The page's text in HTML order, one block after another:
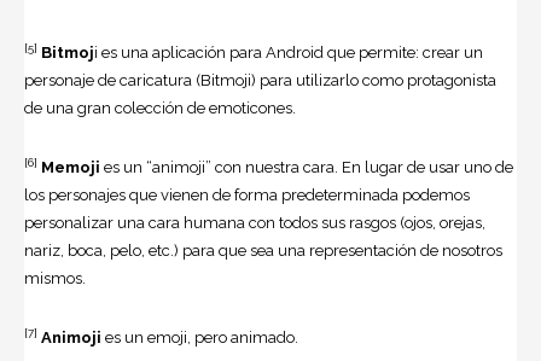
[5] Bitmoji es una aplicación para Android que permite: crear un
personaje de caricatura (Bitmoji) para utilizarlo como protagonista
de una gran colección de emoticones.
[6] Memoji es un “animoji” con nuestra cara. En lugar de usar uno de
los personajes que vienen de forma predeterminada podemos
personalizar una cara humana con todos sus rasgos (ojos, orejas,
nariz, boca, pelo, etc.) para que sea una representación de nosotros
mismos.
[7] Animoji es un emoji, pero animado.